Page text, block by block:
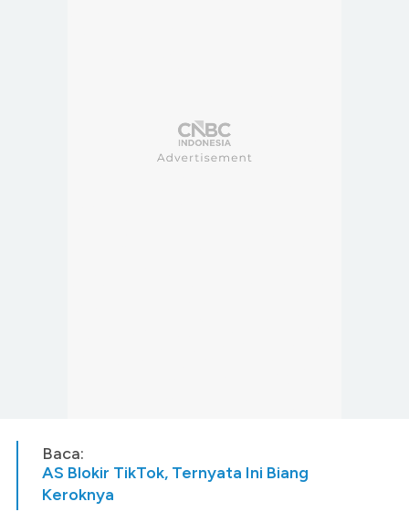
Baca:
AS Blokir TikTok, Ternyata Ini Biang
Keroknya